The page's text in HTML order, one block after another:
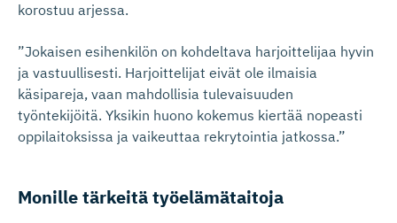
korostuu arjessa.
”Jokaisen esihenkilön on kohdeltava harjoittelijaa hyvin
ja vastuullisesti. Harjoittelijat eivät ole ilmaisia
käsipareja, vaan mahdollisia tulevaisuuden
työntekijöitä. Yksikin huono kokemus kiertää nopeasti
oppilaitoksissa ja vaikeuttaa rekrytointia jatkossa.”
Monille tärkeitä työelämätaitoja